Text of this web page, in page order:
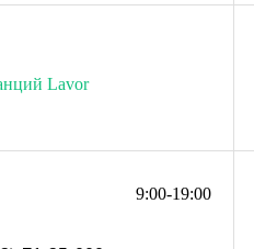
Lavor
9:00-19:00